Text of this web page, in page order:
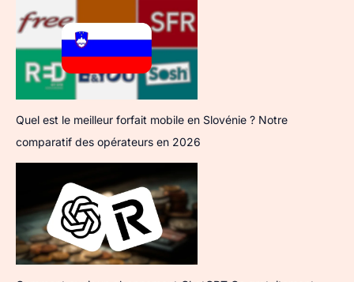
Quel est le meilleur forfait mobile en Slovénie ? Notre
comparatif des opérateurs en 2026